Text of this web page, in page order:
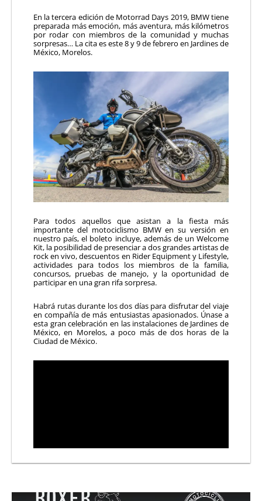
En la tercera edición de Motorrad Days 2019, BMW tiene
preparada más emoción, más aventura, más kilómetros
por rodar con miembros de la comunidad y muchas
sorpresas… La cita es este 8 y 9 de febrero en Jardines de
México, Morelos.
Para todos aquellos que asistan a la fiesta más
importante del motociclismo BMW en su versión en
nuestro país, el boleto incluye, además de un Welcome
Kit, la posibilidad de presenciar a dos grandes artistas de
rock en vivo, descuentos en Rider Equipment y Lifestyle,
actividades para todos los miembros de la familia,
concursos, pruebas de manejo, y la oportunidad de
participar en una gran rifa sorpresa.
Habrá rutas durante los dos días para disfrutar del viaje
en compañía de más entusiastas apasionados. Únase a
esta gran celebración en las instalaciones de Jardines de
México, en Morelos, a poco más de dos horas de la
Ciudad de México.